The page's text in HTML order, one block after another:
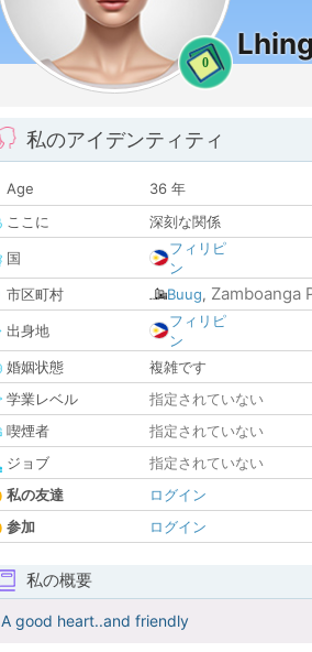
0
私のアイデンティティ
Age
36 年
ここに
深刻な関係
国
フィリピ
ン
市区町村
Buug, Zamboanga
出身地
フィリピ
ン
婚姻状態
複雑です
学業レベル
指定されていない
喫煙者
指定されていない
ジョブ
指定されていない
私の友達
ログイン
参加
ログイン
私の概要
A good heart..and friendly